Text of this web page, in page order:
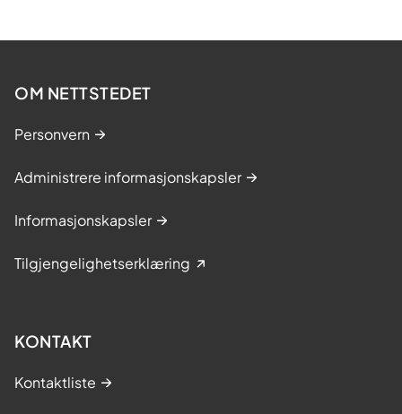
OM NETTSTEDET
Personvern
Administrere informasjonskapsler
Informasjonskapsler
Tilgjengelighetserklæring
KONTAKT
Kontaktliste